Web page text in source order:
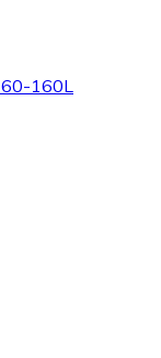
160L